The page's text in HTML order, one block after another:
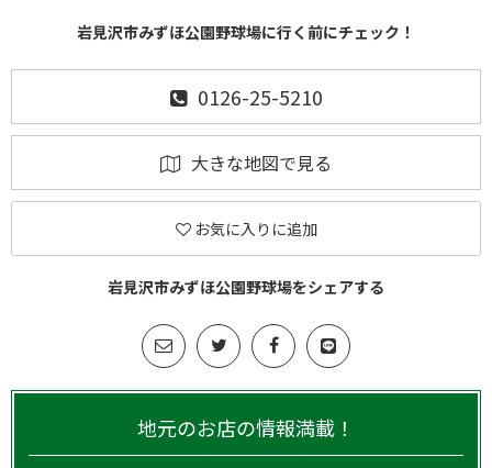
岩見沢市みずほ公園野球場に行く前にチェック！
0126-25-5210
大きな地図で見る
お気に入りに追加
岩見沢市みずほ公園野球場をシェアする
地元のお店の情報満載！